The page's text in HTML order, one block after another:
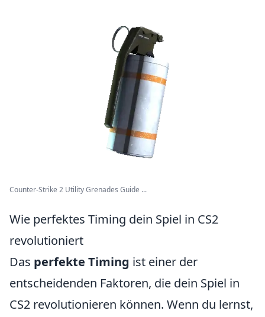
Counter-Strike 2 Utility Grenades Guide ...
Wie perfektes Timing dein Spiel in CS2
revolutioniert
Das perfekte Timing ist einer der
entscheidenden Faktoren, die dein Spiel in
CS2 revolutionieren können. Wenn du lernst,